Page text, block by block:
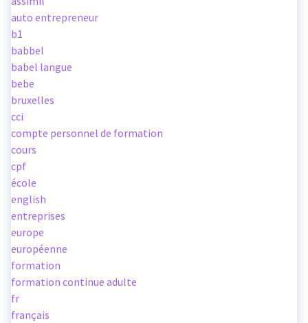
auto entrepreneur
b1
babbel
babel langue
bebe
bruxelles
cci
compte personnel de formation
cours
cpf
école
english
entreprises
europe
européenne
formation
formation continue adulte
fr
français